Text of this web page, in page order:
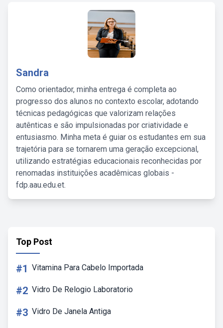
Sandra
Como orientador, minha entrega é completa ao
progresso dos alunos no contexto escolar, adotando
técnicas pedagógicas que valorizam relações
autênticas e são impulsionadas por criatividade e
entusiasmo. Minha meta é guiar os estudantes em sua
trajetória para se tornarem uma geração excepcional,
utilizando estratégias educacionais reconhecidas por
renomadas instituições acadêmicas globais -
fdp.aau.edu.et.
Top Post
#1 Vitamina Para Cabelo Importada
#2 Vidro De Relogio Laboratorio
#3 Vidro De Janela Antiga